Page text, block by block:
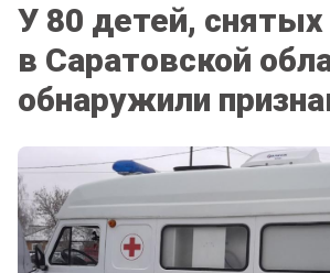
У 80 детей, снятых
в Саратовской
обнаружили